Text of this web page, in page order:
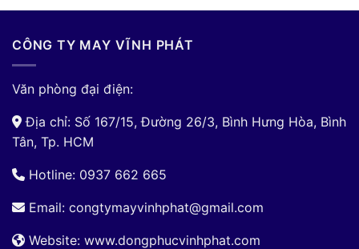
CÔNG TY MAY VĨNH PHÁT
Văn phòng đại điện:
Địa chỉ: Số 167/15, Đường 26/3, Bình Hưng Hòa, Bình
Tân, Tp. HCM
Hotline: 0937 662 665
Email: congtymayvinhphat@gmail.com
Website: www.dongphucvinhphat.com